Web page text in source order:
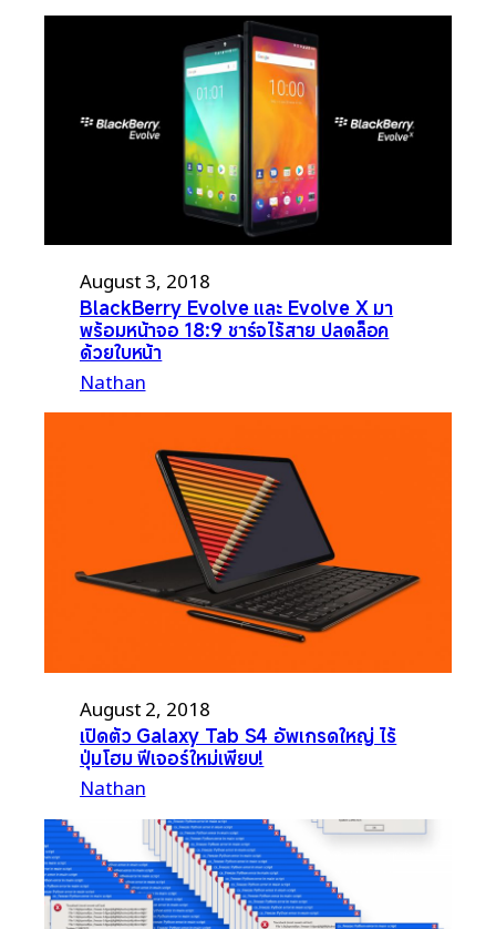
August 3, 2018
BlackBerry Evolve และ Evolve X มา
พร้อมหน้าจอ 18:9 ชาร์จไร้สาย ปลดล็อค
ด้วยใบหน้า
Nathan
August 2, 2018
เปิดตัว Galaxy Tab S4 อัพเกรดใหญ่ ไร้
ปุ่มโฮม ฟีเจอร์ใหม่เพียบ!
Nathan